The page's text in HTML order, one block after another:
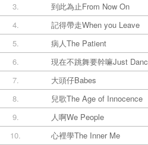
3.
到此為止From Now On
4.
記得帶走When you Leave
5.
病人The Patient
6.
現在不跳舞要幹嘛Just
7.
大頭仔Babes
8.
兒歌The Age of Innocence
9.
人啊We People
10.
心裡學The Inner Me